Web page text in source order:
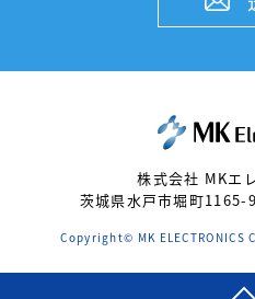
株式会社 MKエ
茨城県水戸市堀町
Copyright© MK